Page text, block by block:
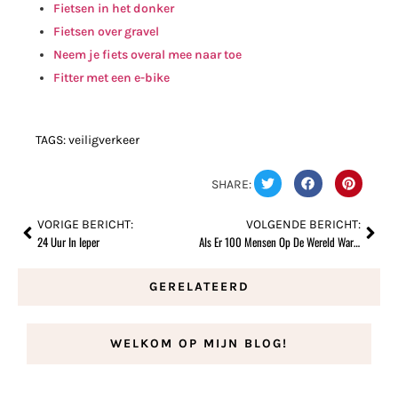
Fietsen in het donker
Fietsen over gravel
Neem je fiets overal mee naar toe
Fitter met een e-bike
TAGS:veiligverkeer
SHARE:
VORIGE BERICHT:
24 Uur In Ieper
VOLGENDE BERICHT:
Als Er 100 Mensen Op De Wereld Waren
GERELATEERD
WELKOM OP MIJN BLOG!